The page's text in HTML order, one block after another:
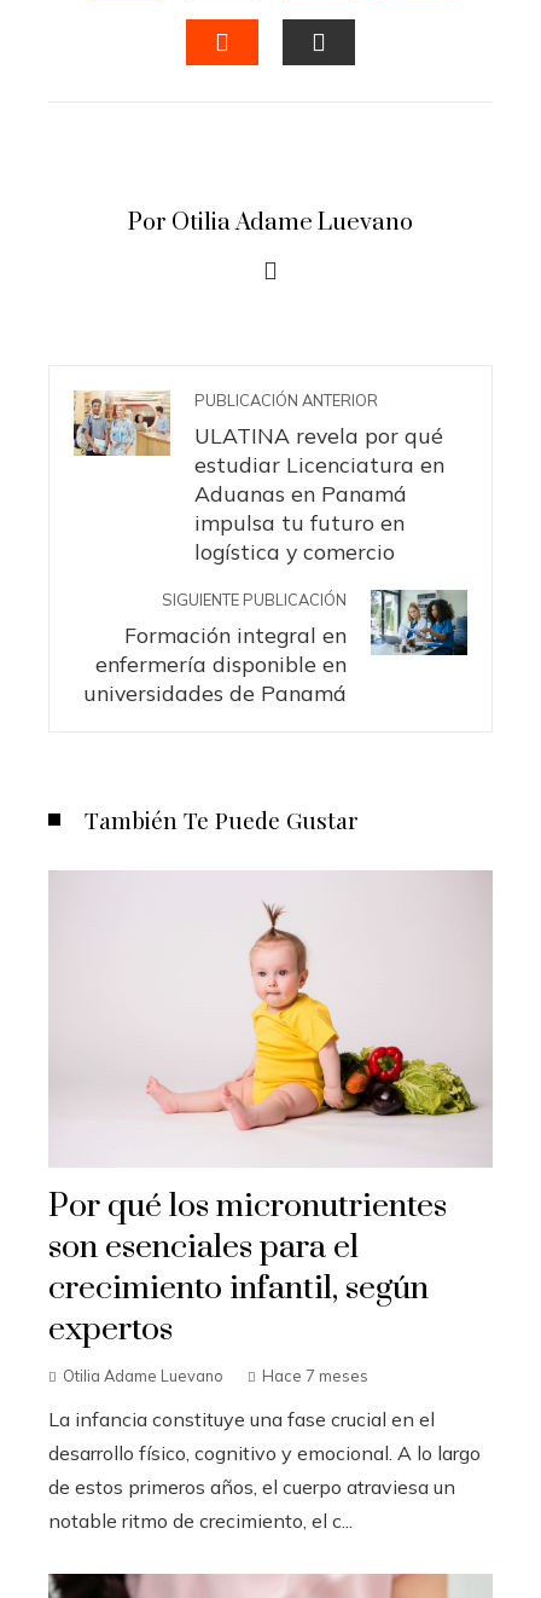
FACEBOOKTWITTERLINKEDIN
Por Otilia Adame Luevano
PUBLICACIÓN ANTERIOR
ULATINA revela por qué
estudiar Licenciatura en
Aduanas en Panamá
impulsa tu futuro en
logística y comercio
SIGUIENTE PUBLICACIÓN
Formación integral en
enfermería disponible en
universidades de Panamá
También Te Puede Gustar
Por qué los micronutrientes
son esenciales para el
crecimiento infantil, según
expertos
Otilia Adame Luevano Hace 7 meses
La infancia constituye una fase crucial en el
desarrollo físico, cognitivo y emocional. A lo largo
de estos primeros años, el cuerpo atraviesa un
notable ritmo de crecimiento, el c...